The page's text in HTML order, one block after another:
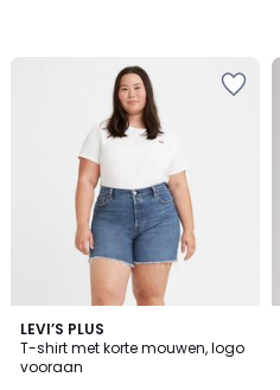
LEVI’S PLUS
T-shirt met korte mouwen, logo
vooraan
4,8
/ 5
2
Kleuren